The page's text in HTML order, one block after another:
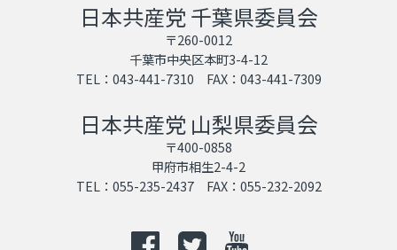
日本共産党 千葉県委員会
〒260-0012
千葉市中央区本町3-4-12
TEL：043-441-7310 FAX：043-441-7309
日本共産党 山梨県委員会
〒400-0858
甲府市相生2-4-2
TEL：055-235-2437 FAX：055-232-2092